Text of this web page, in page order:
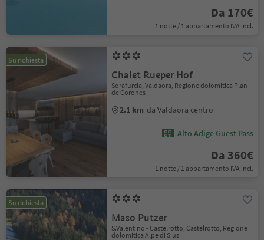
Da 170€
1 notte / 1 appartamento IVA incl.
Su richiesta
Chalet Rueper Hof
Sorafurcia, Valdaora, Regione dolomitica Plan
de Corones
2.1 km da Valdaora centro
Alto Adige Guest Pass
Da 360€
1 notte / 1 appartamento IVA incl.
Su richiesta
Maso Putzer
S.Valentino - Castelrotto, Castelrotto, Regione
dolomitica Alpe di Siusi